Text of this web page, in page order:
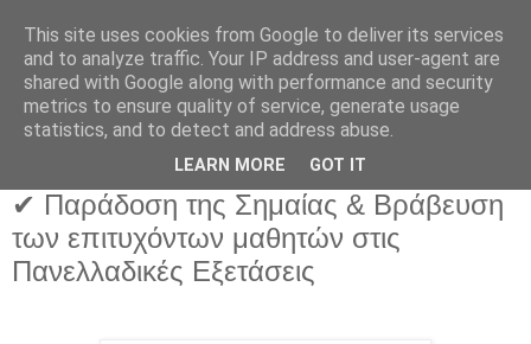
✔ Παράδοση της Σημαίας & Βράβευση
των επιτυχόντων μαθητών στις
Πανελλαδικές Εξετάσεις
This site uses cookies from Google to deliver its services
and to analyze traffic. Your IP address and user-agent are
shared with Google along with performance and security
metrics to ensure quality of service, generate usage
statistics, and to detect and address abuse.
LEARN MORE GOT IT